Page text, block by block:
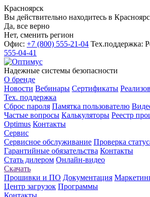
Красноярск
Вы действительно находитесь в
Да, все верно
Нет, сменить регион
Офис: +7 (800) 555-21-04 Тех.поддержка:
555-04-41
Надежные системы безопасности
О бренде
Новости Вебинары Сертификаты
Тех. поддержка
Сброс пароля Памятка пользователю
Частые вопросы Калькуляторы Реестр
Optimus Контакты
Сервис
Сервисное обслуживание Проверка
Гарантийные обязательства Контакты
Стать дилером Онлайн-видео
Скачать
Прошивки и ПО Документация
Центр загрузок Программы
Контакты